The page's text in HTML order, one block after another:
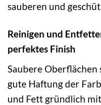
sauberen und
Reinigen und
perfektes Finish
Saubere Oberflächen
gute Haftung der
und Fett gründlich